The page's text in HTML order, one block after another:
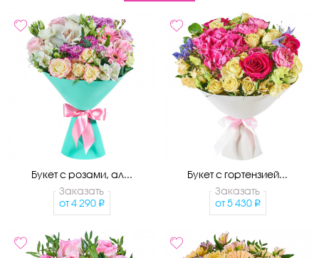
Букет с розами, ал...
Заказать
от 4 290
Букет с гортензией...
Заказать
от 5 430